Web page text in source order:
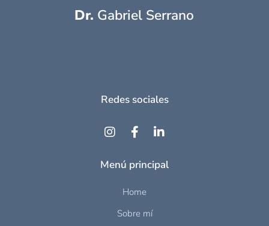
Dr. Gabriel Serrano
Redes sociales
Menú principal
Home
Sobre mí